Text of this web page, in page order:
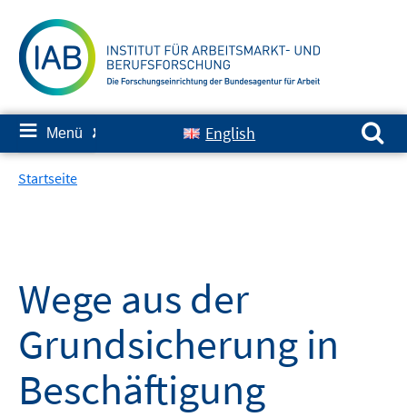
zum
Inhalt
≡ Menü ✘ English
Suchen nach:
Startseite
Wege aus der
Grundsicherung in
Beschäftigung